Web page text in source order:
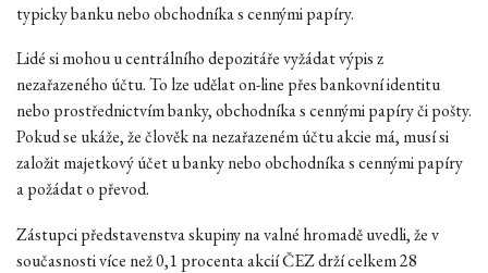
typicky banku nebo obchodníka s cennými papíry.
Lidé si mohou u centrálního depozitáře vyžádat výpis z
nezařazeného účtu. To lze udělat on-line přes bankovní identitu
nebo prostřednictvím banky, obchodníka s cennými papíry či pošty.
Pokud se ukáže, že člověk na nezařazeném účtu akcie má, musí si
založit majetkový účet u banky nebo obchodníka s cennými papíry
a požádat o převod.
Zástupci představenstva skupiny na valné hromadě uvedli, že v
současnosti více než 0,1 procenta akcií ČEZ drží celkem 28